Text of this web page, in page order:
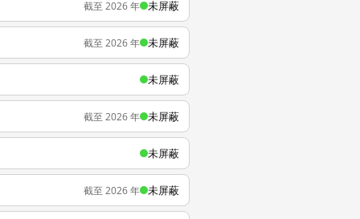
截至 2026 年 未屏蔽
截至 2026 年 未屏蔽
未屏蔽
截至 2026 年 未屏蔽
未屏蔽
截至 2026 年 未屏蔽